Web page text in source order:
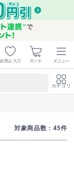
カテゴリ
対象商品数： 45件